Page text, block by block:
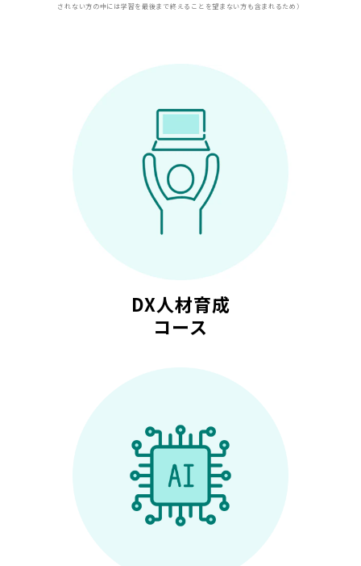
されない方の中には学習を最後まで終えることを望まない方も含まれるため）
DX人材育成
コース